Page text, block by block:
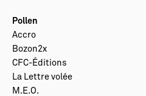
Pollen
Accro
Bozon2x
CFC-Éditions
La Lettre volée
M.E.O.